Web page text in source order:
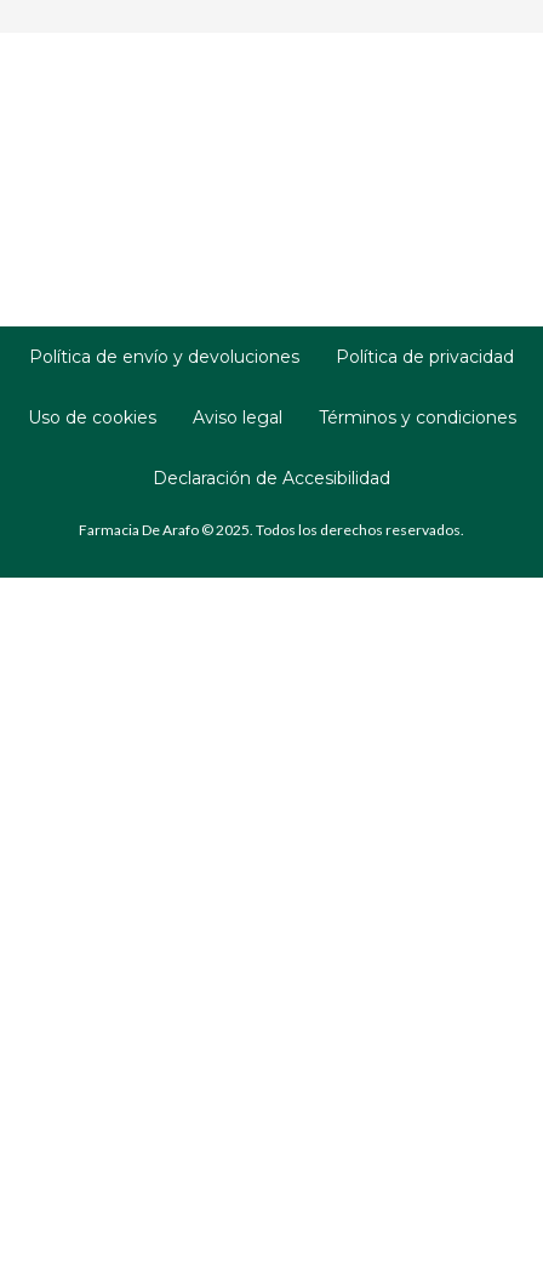
Política de envío y devoluciones Política de privacidad
Uso de cookies Aviso legal Términos y condiciones
Declaración de Accesibilidad
Farmacia De Arafo © 2025. Todos los derechos reservados.